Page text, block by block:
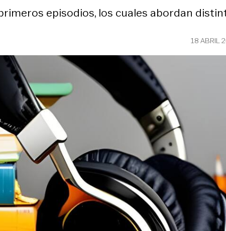
episodios, los cuales abordan
18 ABRIL